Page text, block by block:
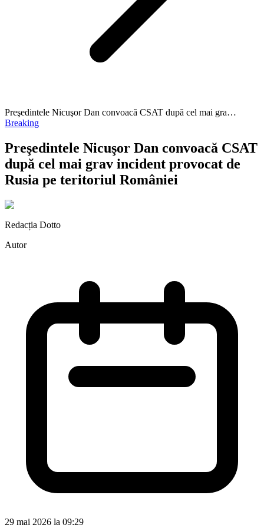
Preşedintele Nicuşor Dan convoacă CSAT după cel mai gra…
Breaking
Preşedintele Nicuşor Dan convoacă CSAT
după cel mai grav incident provocat de
Rusia pe teritoriul României
Redacția Dotto
Autor
29 mai 2026 la 09:29